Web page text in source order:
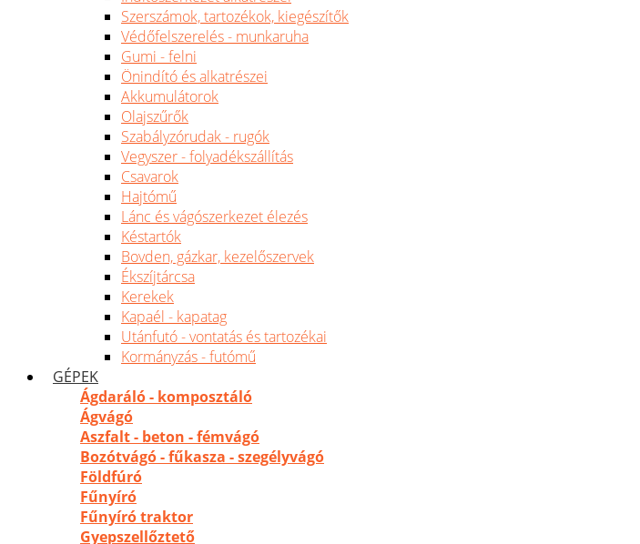
Szerszámok, tartozékok, kiegészítők
Védőfelszerelés - munkaruha
Gumi - felni
Önindító és alkatrészei
Akkumulátorok
Olajszűrők
Szabályzórudak - rugók
Vegyszer - folyadékszállítás
Csavarok
Hajtómű
Lánc és vágószerkezet élezés
Késtartók
Bovden, gázkar, kezelőszervek
Ékszíjtárcsa
Kerekek
Kapaél - kapatag
Utánfutó - vontatás és tartozékai
Kormányzás - futómű
GÉPEK
Ágdaráló - komposztáló
Ágvágó
Aszfalt - beton - fémvágó
Bozótvágó - fűkasza - szegélyvágó
Földfúró
Fűnyíró
Fűnyíró traktor
Gyepszellőztető